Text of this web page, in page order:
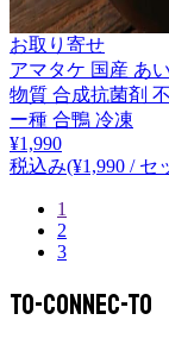
お取り寄せ
アマタケ 国産 あ
物質 合成抗菌剤
ー種 合鴨 冷凍
¥1,990
税込み(¥1,990 / セ
1
2
3
To-Connec-TO